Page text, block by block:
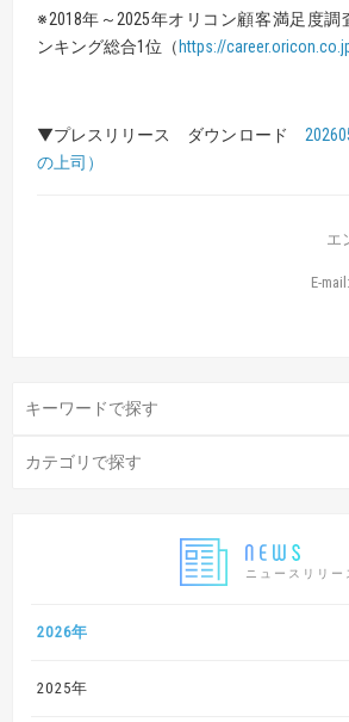
ニュースリリー
2026年
2025年
※2018年～2025年オリコン顧客満足度調
ンキング総合1位（ https://
▼プレスリリース ダウンロード
の上司）
エ
E-mail: